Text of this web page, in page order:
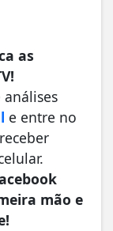
as
análises
e entre no
mão e